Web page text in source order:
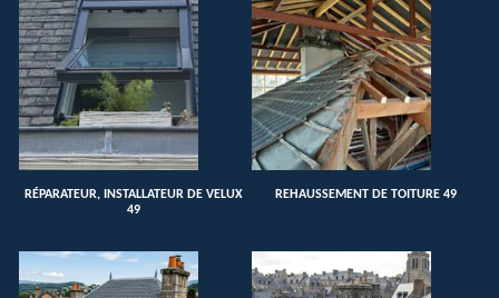
RÉPARATEUR, INSTALLATEUR DE VELUX
49
REHAUSSEMENT DE TOITURE 49